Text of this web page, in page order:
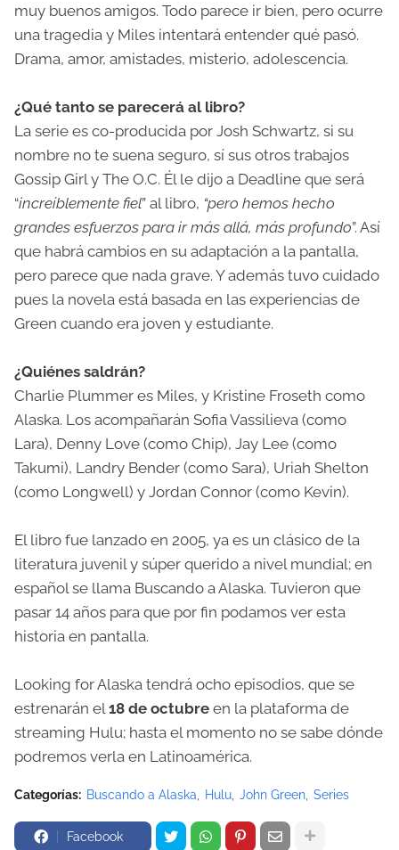
muy buenos amigos. Todo parece ir bien, pero ocurre
una tragedia y Miles intentará entender qué pasó.
Drama, amor, amistades, misterio, adolescencia.
¿Qué tanto se parecerá al libro?
La serie es co-producida por Josh Schwartz, si su
nombre no te suena seguro, sí sus otros trabajos
Gossip Girl y The O.C. Él le dijo a Deadline que será
“increíblemente fiel” al libro, “pero hemos hecho
grandes esfuerzos para ir más allá, más profundo”. Así
que habrá cambios en su adaptación a la pantalla,
pero parece que nada grave. Y además tuvo cuidado
pues la novela está basada en las experiencias de
Green cuando era joven y estudiante.
¿Quiénes saldrán?
Charlie Plummer es Miles, y Kristine Froseth como
Alaska. Los acompañarán Sofia Vassilieva (como
Lara), Denny Love (como Chip), Jay Lee (como
Takumi), Landry Bender (como Sara), Uriah Shelton
(como Longwell) y Jordan Connor (como Kevin).
El libro fue lanzado en 2005, ya es un clásico de la
literatura juvenil y súper querido a nivel mundial; en
español se llama Buscando a Alaska. Tuvieron que
pasar 14 años para que por fin podamos ver esta
historia en pantalla.
Looking for Alaska tendrá ocho episodios, que se
estrenarán el 18 de octubre en la plataforma de
streaming Hulu; hasta el momento no se sabe dónde
podremos verla en Latinoamérica.
Categorías: Buscando a Alaska Hulu John Green Series
Facebook